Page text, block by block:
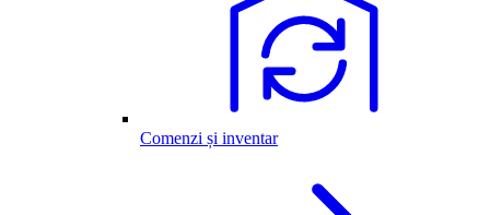
Comenzi și inventar